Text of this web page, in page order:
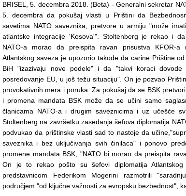
BRISEL, 5. decembra 2018. (Beta) - Generalni sekretar
5. decembra da pokušaj vlasti u Prištini da
savetima NATO saveznika, pretvore u armiju "može
atlantske integracije 'Kosova'". Stoltenberg je rekao i
NATO-a morao da preispita ravan prisustva KFOR-a
Atlantskog saveza je upozorio takođe da carine Prištine
BiH "izazivaju nove podele" i da "takvi koraci dovode
posredovanje EU, u još težu situaciju". On je pozvao
provokativnih mera i poruka. Za pokušaj da se BSK
i promena mandata BSK može da se učini samo
članicama NATO-a i drugim saveznicima i uz učešće
Stoltenberg na završetku zasedanja šefova diplomatija
podvukao da prištinske vlasti sad to nastoje da
saveznika i bez uključivanja svih činilaca" i ponovo
promene mandata BSK, "NATO bi morao da preispita
On je to rekao pošto su šefovi diplomatija
predstavnicom Federikom Mogerini razmotrili
područjem "od ključne važnosti za evropsku bezbednost",